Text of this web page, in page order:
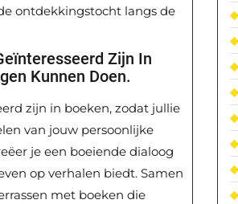
ontdekkingstocht langs de
Zijn In
Kunnen Doen.
zijn in boeken, zodat jullie
van jouw persoonlijke
je een boeiende dialoog
op verhalen biedt. Samen
met boeken die